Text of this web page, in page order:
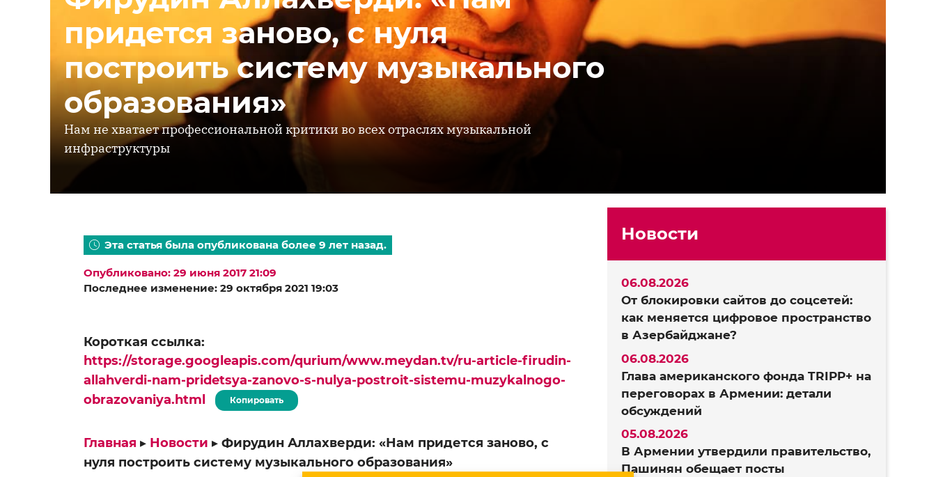
придется заново, с нуля
построить систему музыкального
образования»
Нам не хватает профессиональной критики во всех отраслях музыкальной
инфраструктуры
Эта статья была опубликована более 9 лет назад.
Опубликовано: 29 июня 2017 21:09
Последнее изменение: 29 октября 2021 19:03
Короткая ссылка:
https://storage.googleapis.com/qurium/www.meydan.tv/ru-article-firudin-
allahverdi-nam-pridetsya-zanovo-s-nulya-postroit-sistemu-muzykalnogo-
obrazovaniya.html
Копировать
Главная ▸ Новости ▸ Фирудин Аллахверди: «Нам придется заново, с
нуля построить систему музыкального образования»
Новости
От блокировки сайтов до соцсетей:
как меняется цифровое пространство
в Азербайджане?
06.08.2026
Глава американского фонда TRIPP+ на
переговорах в Армении: детали
обсуждений
06.08.2026
В Армении утвердили правительство,
Пашинян обещает посты
05.08.2026